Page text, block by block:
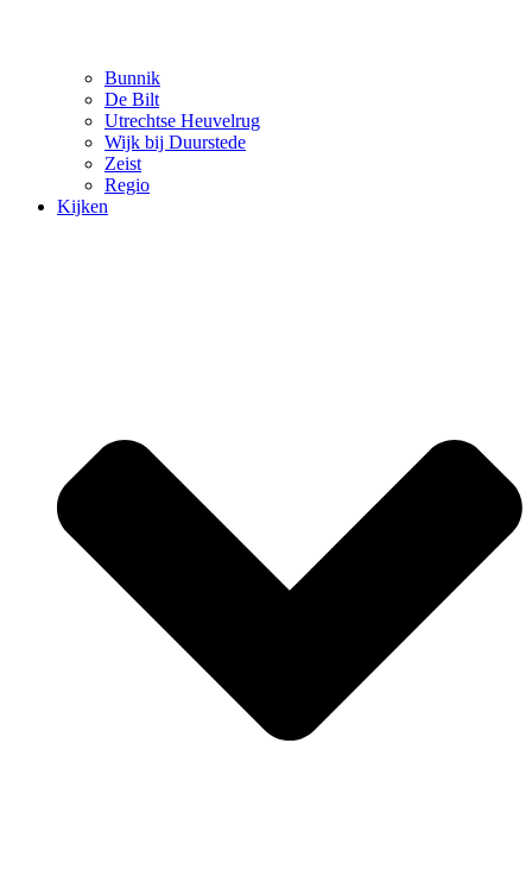
Bunnik
De Bilt
Utrechtse Heuvelrug
Wijk bij Duurstede
Zeist
Regio
Kijken